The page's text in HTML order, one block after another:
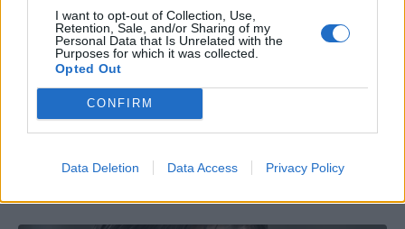
I want to opt-out of Collection, Use,
Retention, Sale, and/or Sharing of my
Personal Data that Is Unrelated with the
Purposes for which it was collected.
Opted Out
CONFIRM
Data Deletion Data Access Privacy Policy